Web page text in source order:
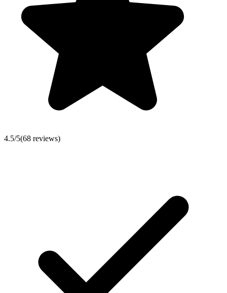
4.5/5(68 reviews)